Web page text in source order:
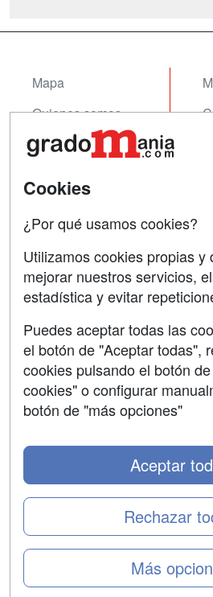
Mapa
Quienes somos
Tarifas publicidad
Contactar
Confidencialidad
Copyleft
Cookies
¿Por qué usamos cookies?
Utilizamos cookies propias y
mejorar nuestros servicios,
estadística y evitar
Puedes aceptar todas las
el botón de "Aceptar todas",
cookies pulsando el botón
cookies" o configurar
botón de "más opciones"
Más
Rechazar
Aceptar